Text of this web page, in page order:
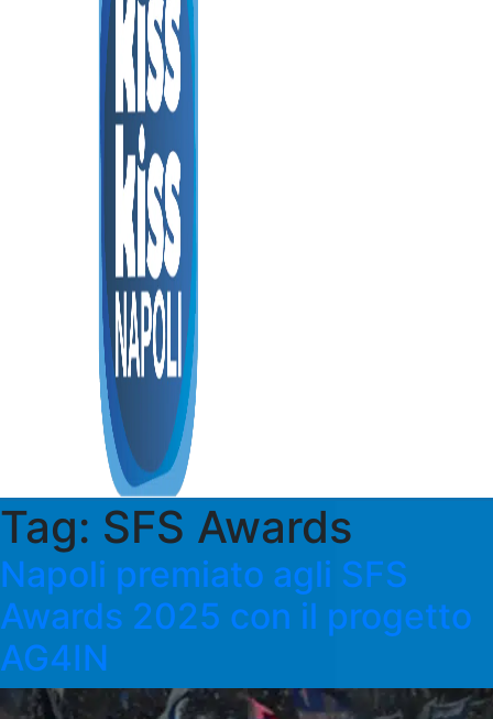
Tag: SFS Awards
Napoli premiato agli SFS
Awards 2025 con il progetto
AG4IN